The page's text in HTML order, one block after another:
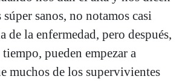
súper sanos, no notamos casi
de la enfermedad, pero después,
pueden empezar a
muchos de los supervivientes